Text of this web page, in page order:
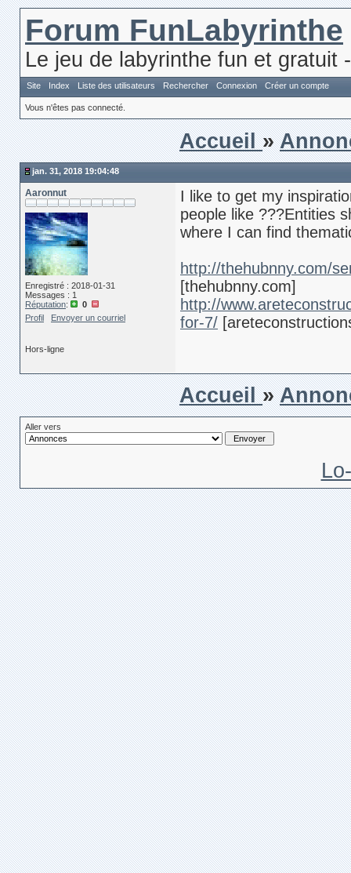
Forum FunLabyrinthe
Le jeu de labyrinthe fun et gratuit
Site Index Liste des utilisateurs Rechercher Connexion Créer un compte
Vous n'êtes pas connecté.
Accueil»
jan. 31, 2018 19:04:48
Aaronnut
Enregistré : 2018-01-31
Messages : 1
Réputation:
0
Profil
Envoyer un courriel
I like to get my
people like ???Entities
where I can find
http://thehubnny.com/
[thehubnny.com]
http://
for-7/
Hors-ligne
Accueil»
Aller vers